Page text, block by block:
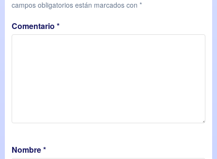
campos obligatorios están marcados con *
Comentario *
Nombre*